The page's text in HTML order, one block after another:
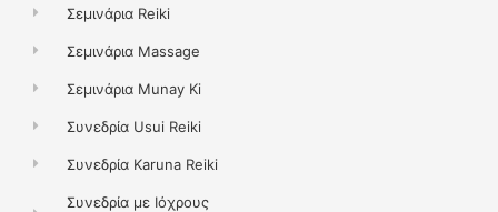
m
Σεμινάρια Reiki
Σεμινάρια Massage
Σεμινάρια Munay Ki
Συνεδρία Usui Reiki
Συνεδρία Karuna Reiki
Συνεδρία με Ιόχρους